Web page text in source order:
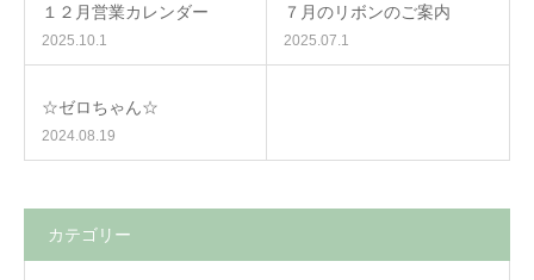
１２月営業カレンダー
2025.10.1
７月のリボンのご案内
2025.07.1
☆ゼロちゃん☆
2024.08.19
カテゴリー